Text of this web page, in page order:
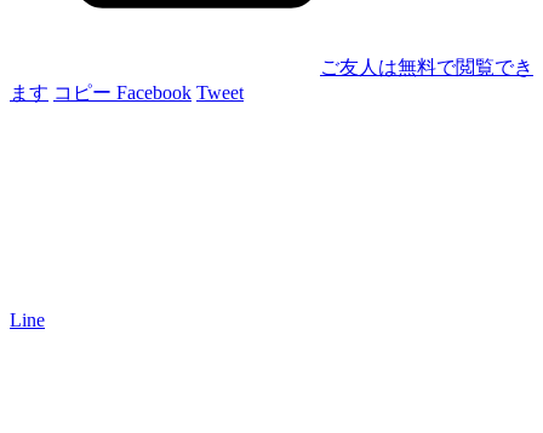
ご友人は無料で閲覧でき
ます コピー Facebook Tweet
Line